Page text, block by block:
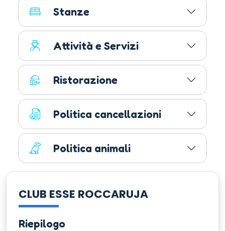
Stanze
Attività e Servizi
Ristorazione
Politica cancellazioni
Politica animali
CLUB ESSE ROCCARUJA
Riepilogo